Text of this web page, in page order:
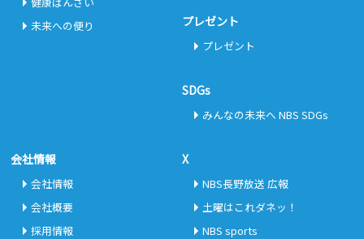
未来への便り
プレゼント
プレゼント
SDGs
みんなの未来へ NBS SDGs
会社情報
会社情報
会社概要
採用情報
X
NBS長野放送 広報
土曜はこれダネッ！
NBS sports